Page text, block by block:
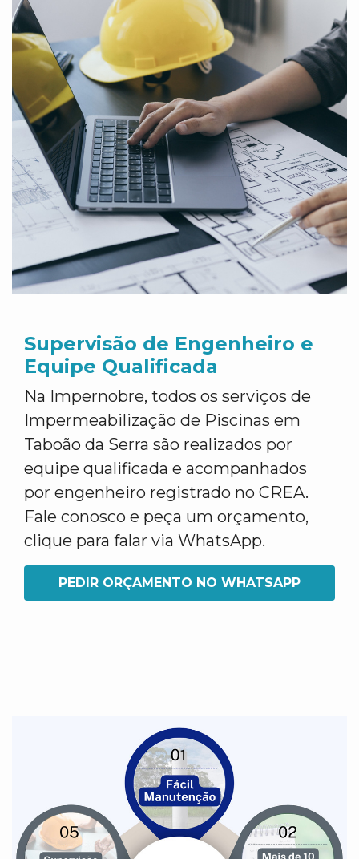
Supervisão de Engenheiro e
Equipe Qualificada
Na Impernobre, todos os serviços de
Impermeabilização de Piscinas em
Taboão da Serra são realizados por
equipe qualificada e acompanhados
por engenheiro registrado no CREA.
Fale conosco e peça um orçamento,
clique para falar via WhatsApp.
PEDIR ORÇAMENTO NO WHATSAPP